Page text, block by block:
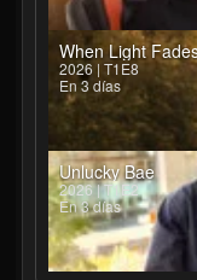
When Light
2026 | T1E8
En 3 días
Unlucky Bae
2026 | T1E2
En 3 días